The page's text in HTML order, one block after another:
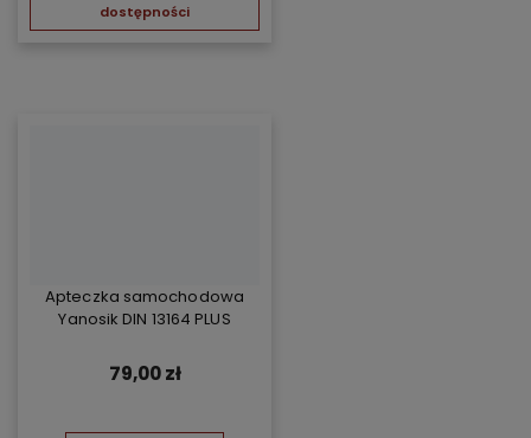
dostępności
Apteczka samochodowa
Yanosik DIN 13164 PLUS
79,00 zł